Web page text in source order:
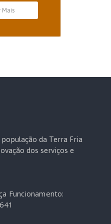
Mais
da Terra Fria
dos serviços e
Funcionamento: